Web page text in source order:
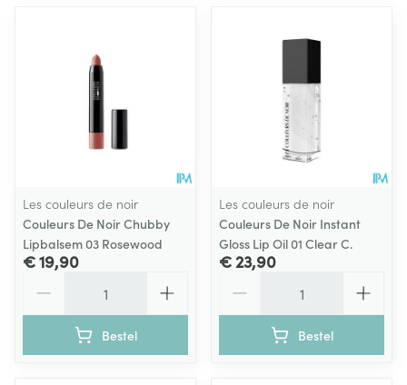
Les couleurs de noir
Couleurs De Noir Chubby
Lipbalsem 03 Rosewood
€ 19,90
Bestel
Les couleurs de noir
Couleurs De Noir Instant
Gloss Lip Oil 01 Clear C.
€ 23,90
Bestel